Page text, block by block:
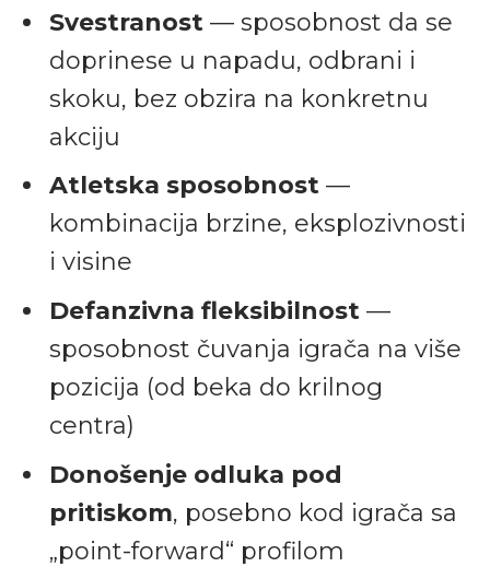
Svestranost — sposobnost da se
doprinese u napadu, odbrani i
skoku, bez obzira na konkretnu
akciju
Atletska sposobnost —
kombinacija brzine, eksplozivnosti
i visine
Defanzivna fleksibilnost —
sposobnost čuvanja igrača na više
pozicija (od beka do krilnog
centra)
Donošenje odluka pod
pritiskom, posebno kod igrača sa
„point-forward“ profilom